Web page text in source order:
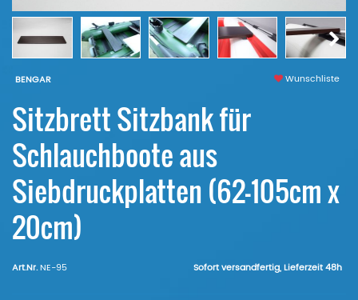
BENGAR Wunschliste
Sitzbrett Sitzbank für
Schlauchboote aus
Siebdruckplatten (62-105cm x
20cm)
Art.Nr.NE-95 Sofort versandfertig, Lieferzeit 48h